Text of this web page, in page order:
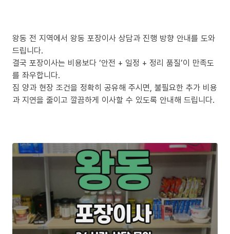
왕동 전 지역에서 왕동 포장이사 상담과 진행 방향 안내를 도와
드립니다.
결국 포장이사는 비용보다 ‘안전 + 일정 + 정리 품질’이 만족도
를 좌우합니다.
짐 양과 현장 조건을 정확히 공유해 주시면, 불필요한 추가 비용
과 지연을 줄이고 깔끔하게 이사할 수 있도록 안내해 드립니다.